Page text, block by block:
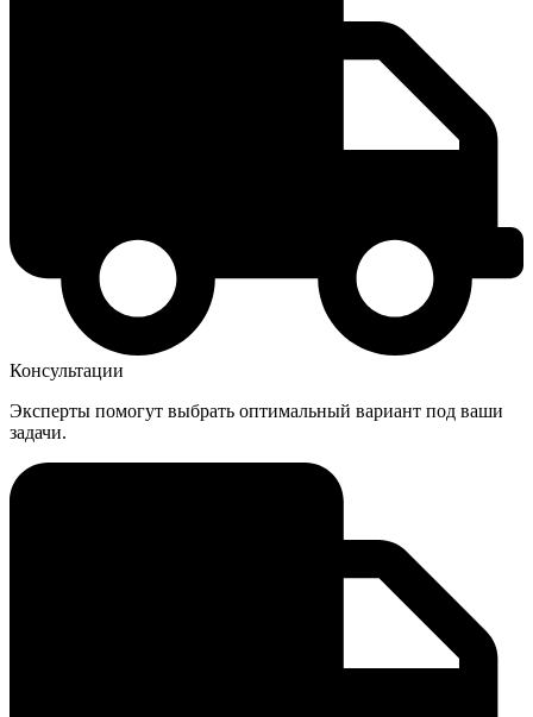
Консультации
Эксперты помогут выбрать оптимальный вариант под ваши
задачи.